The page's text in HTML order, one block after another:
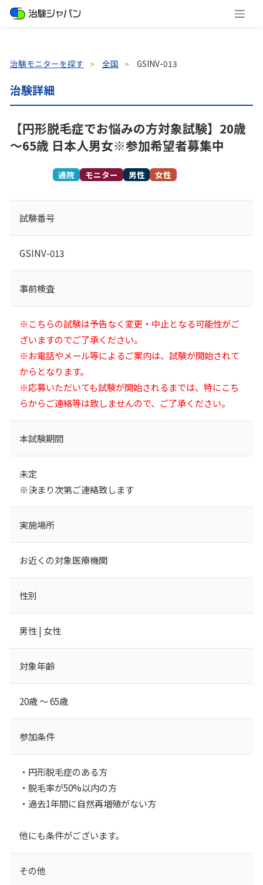
治験モニターを探す 全国 GSINV-013
治験詳細
【円形脱毛症でお悩みの方対象試験】20歳
～65歳 日本人男女※参加希望者募集中
通院 モニター 男性 女性
試験番号
GSINV-013
事前検査
※こちらの試験は予告なく変更・中止となる可能性がご
ざいますのでご了承ください。
※お電話やメール等によるご案内は、試験が開始されて
からとなります。
※応募いただいても試験が開始されるまでは、特にこち
らからご連絡等は致しませんので、ご了承ください。
本試験期間
未定
※決まり次第ご連絡致します
実施場所
お近くの対象医療機関
性別
男性 | 女性
対象年齢
20歳 ～ 65歳
参加条件
・円形脱毛症のある方
・脱毛率が50%以内の方
・過去1年間に自然再増殖がない方
他にも条件がございます。
その他